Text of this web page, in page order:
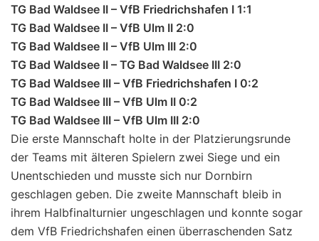
TG Bad Waldsee II – VfB Friedrichshafen I 1:1
TG Bad Waldsee II – VfB Ulm II 2:0
TG Bad Waldsee II – VfB Ulm III 2:0
TG Bad Waldsee II – TG Bad Waldsee III 2:0
TG Bad Waldsee III – VfB Friedrichshafen I 0:2
TG Bad Waldsee III – VfB Ulm II 0:2
TG Bad Waldsee III – VfB Ulm III 2:0
Die erste Mannschaft holte in der Platzierungsrunde
der Teams mit älteren Spielern zwei Siege und ein
Unentschieden und musste sich nur Dornbirn
geschlagen geben. Die zweite Mannschaft bleib in
ihrem Halbfinalturnier ungeschlagen und konnte sogar
dem VfB Friedrichshafen einen überraschenden Satz